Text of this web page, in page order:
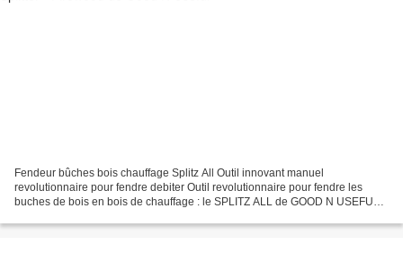
Fendeur bûches bois chauffage Splitz All Outil innovant manuel
revolutionnaire pour fendre debiter Outil revolutionnaire pour fendre les
buches de bois en bois de chauffage : le SPLITZ ALL de GOOD N USEFULL